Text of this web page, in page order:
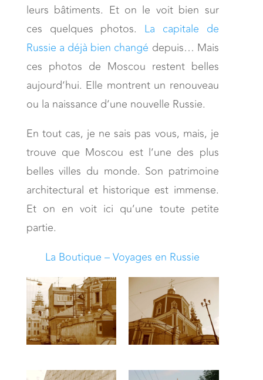
leurs bâtiments. Et on le voit bien sur
ces quelques photos. La capitale de
Russie a déjà bien changé depuis… Mais
ces photos de Moscou restent belles
aujourd’hui. Elle montrent un renouveau
ou la naissance d’une nouvelle Russie.
En tout cas, je ne sais pas vous, mais, je
trouve que Moscou est l’une des plus
belles villes du monde. Son patrimoine
architectural et historique est immense.
Et on en voit ici qu’une toute petite
partie.
La Boutique – Voyages en Russie